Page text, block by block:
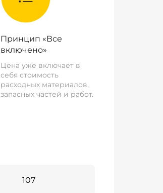
Принцип «Все
включено»
Цена уже включает в
себя стоимость
расходных материалов,
запасных частей и работ.
107